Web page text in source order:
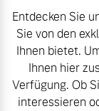
Angebot
Fahrzeug
Entdecken Sie
Sie von den
Ihnen bietet.
Ihnen hier
Verfügung. Ob
interessieren